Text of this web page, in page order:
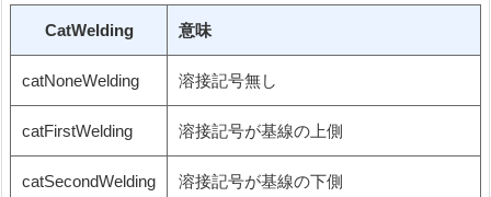
CatWelding 意味
catNoneWelding 溶接記号無し
catFirstWelding 溶接記号が基線の上側
catSecondWelding 溶接記号が基線の下側